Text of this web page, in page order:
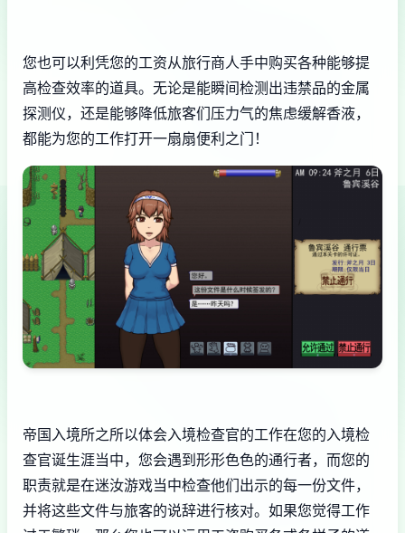
您也可以利凭您的工资从旅行商人手中购买各种能够提
高检查效率的道具。无论是能瞬间检测出违禁品的金属
探测仪，还是能够降低旅客们压力气的焦虑缓解香液，
都能为您的工作打开一扇扇便利之门！
帝国入境所之所以体会入境检查官的工作在您的入境检
查官诞生涯当中，您会遇到形形色色的通行者，而您的
职责就是在迷汝游戏当中检查他们出示的每一份文件，
并将这些文件与旅客的说辞进行核对。如果您觉得工作